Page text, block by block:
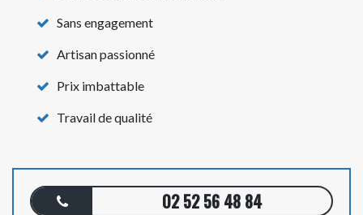
Sans engagement
Artisan passionné
Prix imbattable
Travail de qualité
02 52 56 48 84